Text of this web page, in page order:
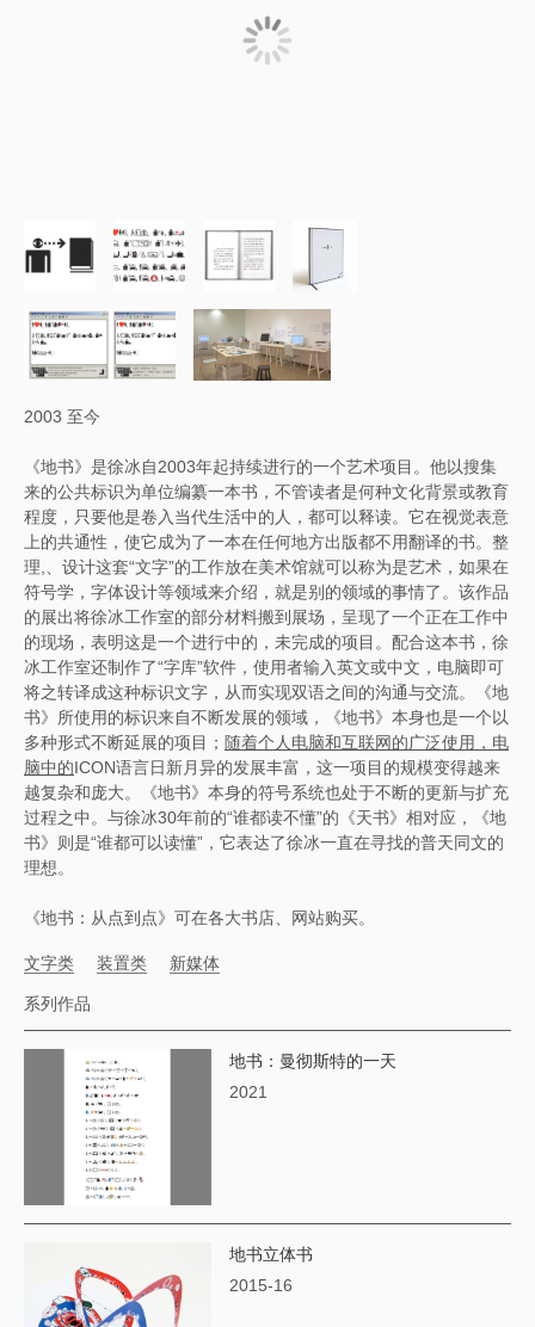
2003 至今
《地书》是徐冰自2003年起持续进行的一个艺术项目。他以搜集
来的公共标识为单位编纂一本书，不管读者是何种文化背景或教育
程度，只要他是卷入当代生活中的人，都可以释读。它在视觉表意
上的共通性，使它成为了一本在任何地方出版都不用翻译的书。整
理,、设计这套“文字”的工作放在美术馆就可以称为是艺术，如果在
符号学，字体设计等领域来介绍，就是别的领域的事情了。该作品
的展出将徐冰工作室的部分材料搬到展场，呈现了一个正在工作中
的现场，表明这是一个进行中的，未完成的项目。配合这本书，徐
冰工作室还制作了“字库”软件，使用者输入英文或中文，电脑即可
将之转译成这种标识文字，从而实现双语之间的沟通与交流。《地
书》所使用的标识来自不断发展的领域，《地书》本身也是一个以
多种形式不断延展的项目； 随着个人电脑和互联网的广泛使用，电
脑中的ICON语言日新月异的发展丰富，这一项目的规模变得越来
越复杂和庞大。《地书》本身的符号系统也处于不断的更新与扩充
过程之中。与徐冰30年前的“谁都读不懂”的《天书》相对应，《地
书》则是“谁都可以读懂”，它表达了徐冰一直在寻找的普天同文的
理想。
《地书：从点到点》可在各大书店、网站购买。
文字类 装置类 新媒体
系列作品
地书：曼彻斯特的一天
2021
地书立体书
2015-16